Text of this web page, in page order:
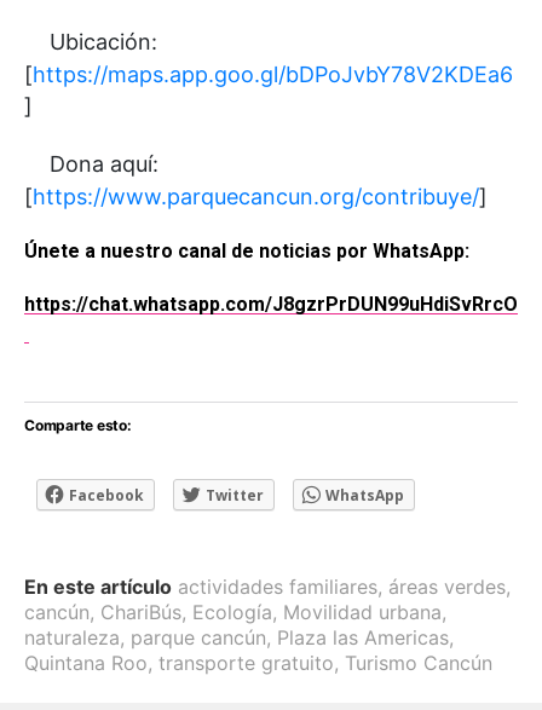
Ubicación:
[https://maps.app.goo.gl/bDPoJvbY78V2KDEa6
]
Dona aquí:
[https://www.parquecancun.org/contribuye/]
Únete a nuestro canal de noticias por WhatsApp:
https://chat.whatsapp.com/J8gzrPrDUN99uHdiSvRrcO
Comparte esto:
Facebook Twitter WhatsApp
En este artículo actividades familiares, áreas verdes,
cancún, ChariBús, Ecología, Movilidad urbana,
naturaleza, parque cancún, Plaza las Americas,
Quintana Roo, transporte gratuito, Turismo Cancún